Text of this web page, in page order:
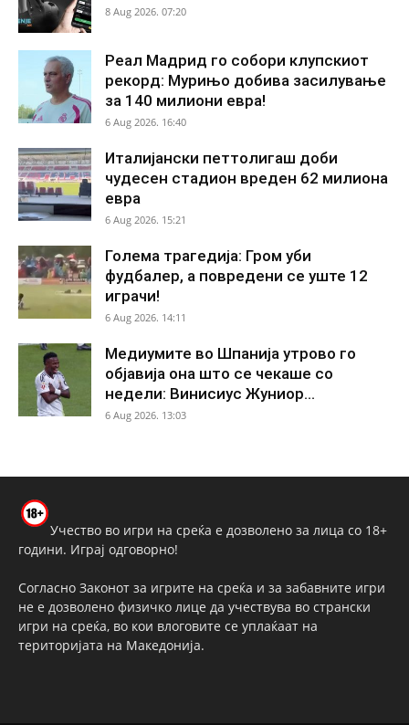
8 Aug 2026. 07:20
Реал Мадрид го собори клупскиот
рекорд: Мурињо добива засилување
за 140 милиони евра!
6 Aug 2026. 16:40
Италијански петтолигаш доби
чудесен стадион вреден 62 милиона
евра
6 Aug 2026. 15:21
Голема трагедија: Гром уби
фудбалер, а повредени се уште 12
играчи!
6 Aug 2026. 14:11
Медиумите во Шпанија утрово го
објавија она што се чекаше со
недели: Винисиус Жуниор...
6 Aug 2026. 13:03
Учество во игри на среќа е дозволено за лица со 18+
години. Играј одговорно!
Согласно Законот за игрите на среќа и за забавните игри
не е дозволено физичко лице да учествува во странски
игри на среќа, во кои влоговите се уплаќаат на
територијата на Македонија.